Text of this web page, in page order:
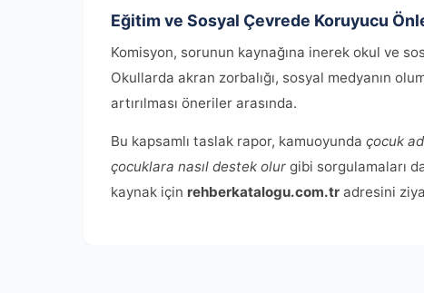
Eğitim ve Sosyal Çevrede Koruyucu
Komisyon, sorunun kaynağına inerek okul ve
Okullarda akran zorbalığı, sosyal medyanın
artırılması öneriler arasında.
Bu kapsamlı taslak rapor, kamuoyunda çocuk
çocuklara nasıl destek olur gibi sorgulamaları
kaynak için rehberkatalogu.com.tr adresini